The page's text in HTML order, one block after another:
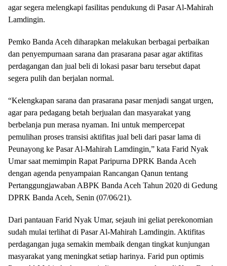
agar segera melengkapi fasilitas pendukung di Pasar Al-Mahirah
Lamdingin.
Pemko Banda Aceh diharapkan melakukan berbagai perbaikan
dan penyempurnaan sarana dan prasarana pasar agar aktifitas
perdagangan dan jual beli di lokasi pasar baru tersebut dapat
segera pulih dan berjalan normal.
“Kelengkapan sarana dan prasarana pasar menjadi sangat urgen,
agar para pedagang betah berjualan dan masyarakat yang
berbelanja pun merasa nyaman. Ini untuk mempercepat
pemulihan proses transisi aktifitas jual beli dari pasar lama di
Peunayong ke Pasar Al-Mahirah Lamdingin,” kata Farid Nyak
Umar saat memimpin Rapat Paripurna DPRK Banda Aceh
dengan agenda penyampaian Rancangan Qanun tentang
Pertanggungjawaban ABPK Banda Aceh Tahun 2020 di Gedung
DPRK Banda Aceh, Senin (07/06/21).
Dari pantauan Farid Nyak Umar, sejauh ini geliat perekonomian
sudah mulai terlihat di Pasar Al-Mahirah Lamdingin. Aktifitas
perdagangan juga semakin membaik dengan tingkat kunjungan
masyarakat yang meningkat setiap harinya. Farid pun optimis